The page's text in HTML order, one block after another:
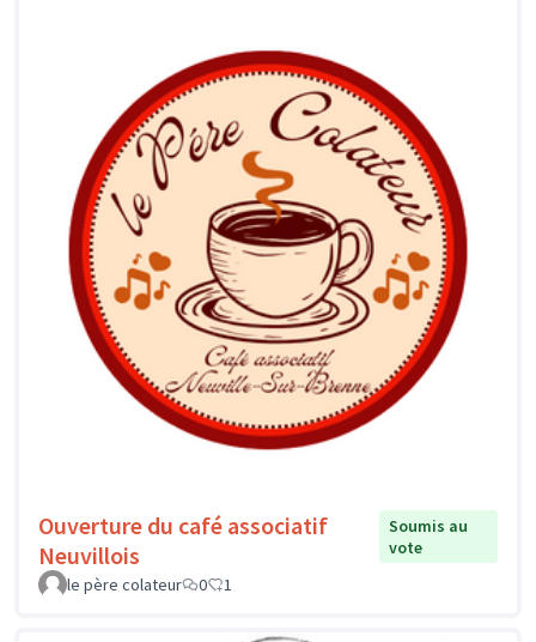
Ouverture du café associatif
Neuvillois
Soumis au
vote
le père colateur
0 1